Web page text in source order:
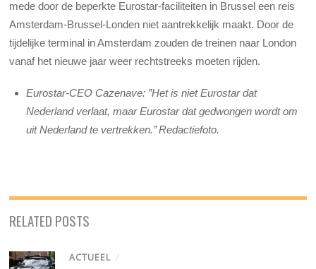
mede door de beperkte Eurostar-faciliteiten in Brussel een reis
Amsterdam-Brussel-Londen niet aantrekkelijk maakt. Door de
tijdelijke terminal in Amsterdam zouden de treinen naar London
vanaf het nieuwe jaar weer rechtstreeks moeten rijden.
Eurostar-CEO Cazenave: ’’Het is niet Eurostar dat
Nederland verlaat, maar Eurostar dat gedwongen wordt om
uit Nederland te vertrekken.’’ Redactiefoto.
RELATED POSTS
ACTUEEL /